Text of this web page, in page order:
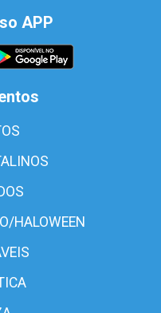
APP
HALOWEEN